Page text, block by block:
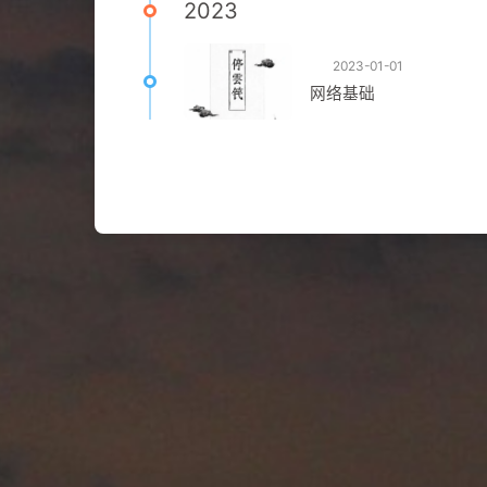
2023
2023-01-01
网络基础